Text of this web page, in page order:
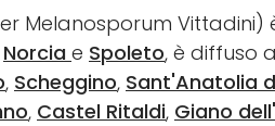
Melanosporum
Norcia e Spoleto, è diffuso
, Scheggino, Sant'Anatolia
, Castel Ritaldi, Giano